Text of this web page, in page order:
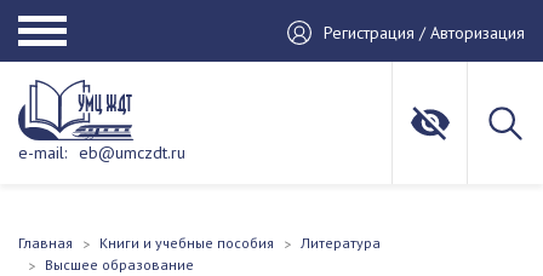
Регистрация / Авторизация
e-mail: eb@umczdt.ru
Главная Книги и учебные пособия
Литература
Высшее образование